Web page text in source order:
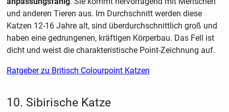
und anderen Tieren aus. Im Durchschnitt werden diese
Katzen 12-16 Jahre alt, sind überdurchschnittlich groß und
haben eine gedrungenen, kräftigen Körperbau. Das Fell ist
dicht und weist die charakteristische Point-Zeichnung auf.
Ratgeber zu Britisch Colourpoint Katzen
10. Sibirische Katze